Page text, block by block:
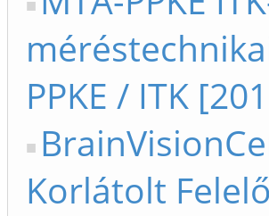
PPKE / ITK
Korlátolt